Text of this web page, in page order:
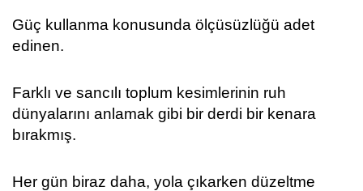
Güç kullanma konusunda ölçüsüzlüğü adet
edinen.
Farklı ve sancılı toplum kesimlerinin ruh
dünyalarını anlamak gibi bir derdi bir kenara
bırakmış.
Her gün biraz daha, yola çıkarken düzeltme